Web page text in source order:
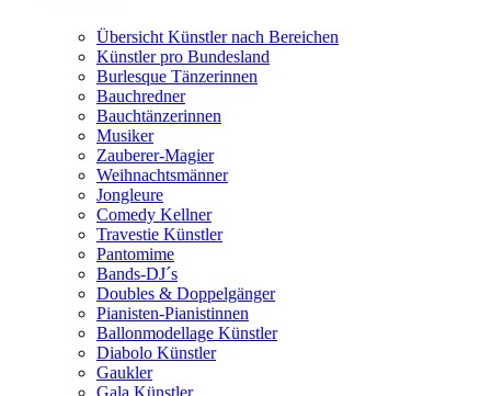
Übersicht Künstler nach Bereichen
Künstler pro Bundesland
Burlesque Tänzerinnen
Bauchredner
Bauchtänzerinnen
Musiker
Zauberer-Magier
Weihnachtsmänner
Jongleure
Comedy Kellner
Travestie Künstler
Pantomime
Bands-DJ´s
Doubles & Doppelgänger
Pianisten-Pianistinnen
Ballonmodellage Künstler
Diabolo Künstler
Gaukler
Gala Künstler